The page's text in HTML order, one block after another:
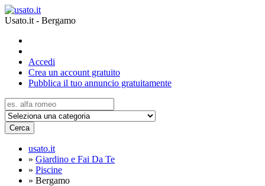
Usato.it - Bergamo
Accedi
Crea un account gratuito
Pubblica il tuo annuncio gratuitamente
Cerca
usato.it
» Giardino e Fai Da Te
» Piscine
» Bergamo